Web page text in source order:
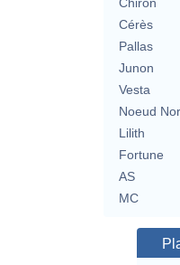
Chiron
Cérès
Pallas
Junon
Vesta
Noeud
Lilith
Fortune
AS
MC